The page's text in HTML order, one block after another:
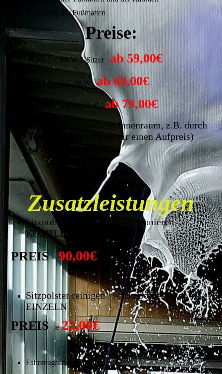
Reinigung der Fußmatten
Preise:
PKW 2-Sitzer ab 59,00€
PKWab 69,00€
Van / SUV ab 79,00€
(bei stark verschmutzem Innenraum, z.B. durch
Tierhaare, berechnen wir einen Aufpreis)
Zusatzleistungen
Sitzpolster reinigen / schamponieren
KOMPLETT (5 Stück)
PREIS 90,00€
Sitzpolster reinigen / schamponieren
EINZELN
PREISje25,00€
Fahrzeughimmel reinigen